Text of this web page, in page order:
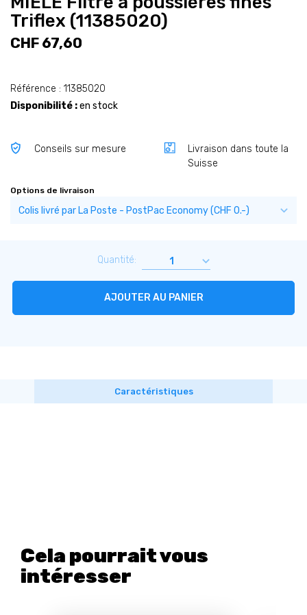
Triflex (11385020)
CHF 67,60
Référence : 11385020
Disponibilité :en stock
Conseils sur mesure
Livraison dans toute la
Suisse
Options de livraison
Quantité:
AJOUTER AU PANIER
Caractéristiques
Cela pourrait vous
intéresser